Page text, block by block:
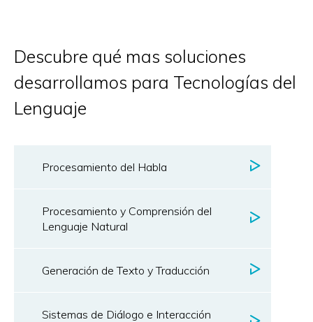
Descubre qué mas soluciones
desarrollamos para Tecnologías del
Lenguaje
Procesamiento del Habla
Procesamiento y Comprensión del
Lenguaje Natural
Generación de Texto y Traducción
Sistemas de Diálogo e Interacción